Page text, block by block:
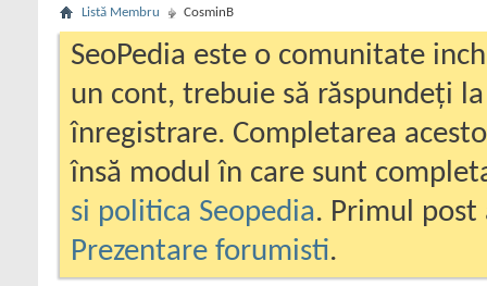
Listă Membru CosminB
SeoPedia este o comunitate
un cont, trebuie să răspundeți
înregistrare. Completarea
însă modul în care sunt
si politica Seopedia. Primul
Prezentare forumisti.